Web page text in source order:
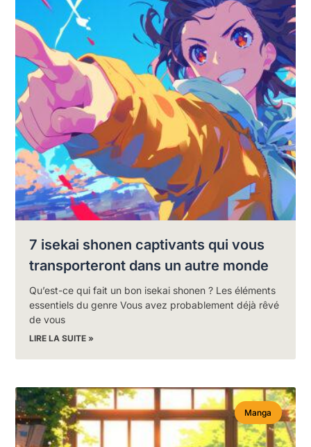
7 isekai shonen captivants qui vous
transporteront dans un autre monde
Qu’est-ce qui fait un bon isekai shonen ? Les éléments
essentiels du genre Vous avez probablement déjà rêvé
de vous
LIRE LA SUITE »
Manga